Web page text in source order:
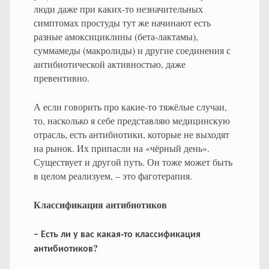
люди даже при каких-то незначительных
симптомах простуды тут же начинают есть
разные амоксициклины (бета-лактамы),
суммамеды (макролиды) и другие соединения с
антибиотической активностью, даже
превентивно.
А если говорить про какие-то тяжёлые случаи,
то, насколько я себе представляю медицинскую
отрасль, есть антибиотики, которые не выходят
на рынок. Их припасли на «чёрный день».
Существует и другой путь. Он тоже может быть
в целом реализуем, – это фаготерапия.
Классификация антибиотиков
– Есть ли у вас какая-то классификация
антибиотиков?